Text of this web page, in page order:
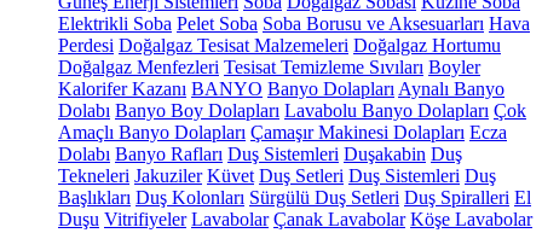
Elektrikli Soba Pelet Soba Soba Borusu ve Aksesuarları Hava
Perdesi Doğalgaz Tesisat Malzemeleri Doğalgaz Hortumu
Doğalgaz Menfezleri Tesisat Temizleme Sıvıları Boyler
Kalorifer Kazanı BANYO Banyo Dolapları Aynalı Banyo
Dolabı Banyo Boy Dolapları Lavabolu Banyo Dolapları Çok
Amaçlı Banyo Dolapları Çamaşır Makinesi Dolapları Ecza
Dolabı Banyo Rafları Duş Sistemleri Duşakabin Duş
Tekneleri Jakuziler Küvet Duş Setleri Duş Sistemleri Duş
Başlıkları Duş Kolonları Sürgülü Duş Setleri Duş Spiralleri El
Duşu Vitrifiyeler Lavabolar Çanak Lavabolar Köşe Lavabolar